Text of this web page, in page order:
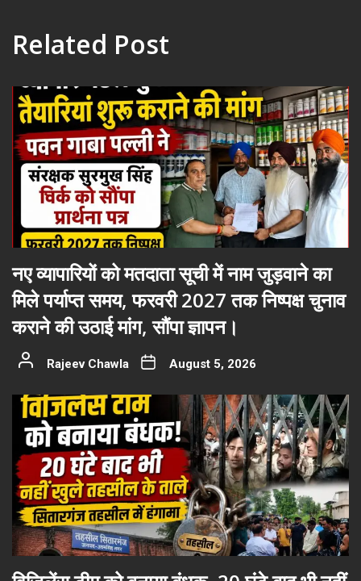
Related Post
नए व्यापारियों को मतदाता सूची में नाम जुड़वाने का
मिले पर्याप्त समय, फरवरी 2027 तक निष्पक्ष चुनाव
कराने की उठाई मांग, सौंपा ज्ञापन।
Rajeev Chawla August 5, 2026